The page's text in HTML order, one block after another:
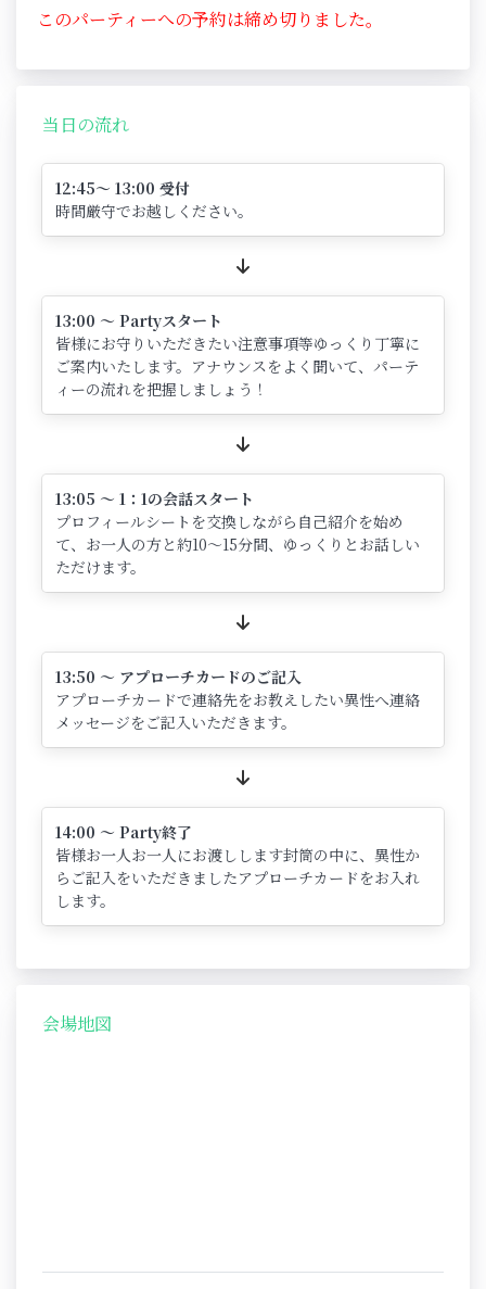
このパーティーへの予約は締め切りました。
当日の流れ
12:45～ 13:00 受付
時間厳守でお越しください。
13:00 ～ Partyスタート
皆様にお守りいただきたい注意事項等ゆっくり丁寧に
ご案内いたします。アナウンスをよく聞いて、パーテ
ィーの流れを把握しましょう！
13:05 ～ 1：1の会話スタート
プロフィールシートを交換しながら自己紹介を始め
て、お一人の方と約10～15分間、ゆっくりとお話しい
ただけます。
13:50 ～ アプローチカードのご記入
アプローチカードで連絡先をお教えしたい異性へ連絡
メッセージをご記入いただきます。
14:00 ～ Party終了
皆様お一人お一人にお渡しします封筒の中に、異性か
らご記入をいただきましたアプローチカードをお入れ
します。
会場地図